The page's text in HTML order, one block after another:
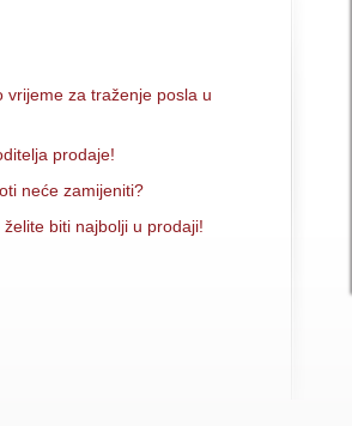
vrijeme za traženje posla u
prodaje!
neće zamijeniti?
biti najbolji u prodaji!